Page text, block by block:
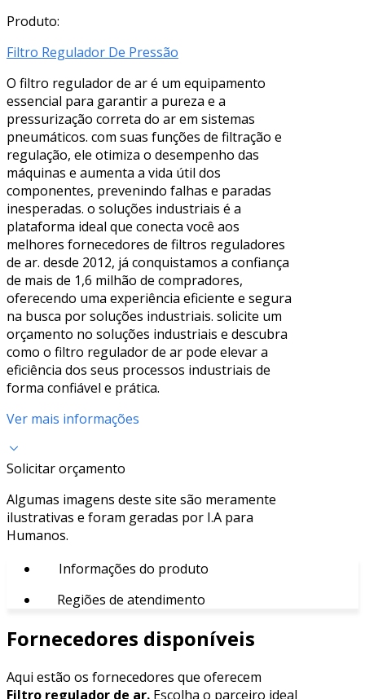
Produto:
Filtro Regulador De Pressão
O filtro regulador de ar é um equipamento
essencial para garantir a pureza e a
pressurização correta do ar em sistemas
pneumáticos. com suas funções de filtração e
regulação, ele otimiza o desempenho das
máquinas e aumenta a vida útil dos
componentes, prevenindo falhas e paradas
inesperadas. o soluções industriais é a
plataforma ideal que conecta você aos
melhores fornecedores de filtros reguladores
de ar. desde 2012, já conquistamos a confiança
de mais de 1,6 milhão de compradores,
oferecendo uma experiência eficiente e segura
na busca por soluções industriais. solicite um
orçamento no soluções industriais e descubra
como o filtro regulador de ar pode elevar a
eficiência dos seus processos industriais de
forma confiável e prática.
Ver mais informações
Solicitar orçamento
Algumas imagens deste site são meramente
ilustrativas e foram geradas por I.A para
Humanos.
Informações do produto
Regiões de atendimento
Fornecedores disponíveis
Aqui estão os fornecedores que oferecem
Filtro regulador de ar. Escolha o parceiro ideal